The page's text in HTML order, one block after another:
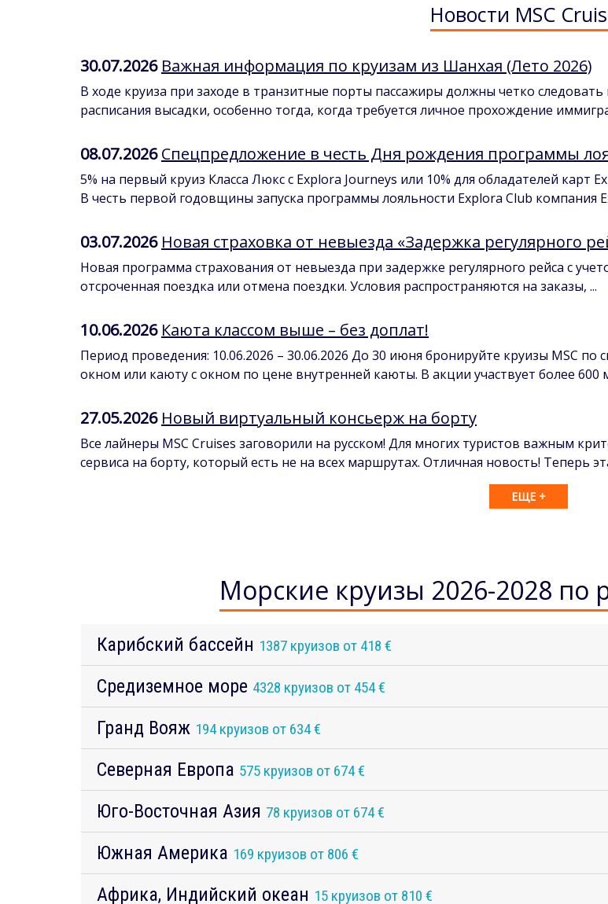
Новости MSC
30.07.2026 Важная информация по круизам из Шанхая (Лето 2026)
В ходе круиза при заходе в транзитные порты пассажиры должны четко
расписания высадки, особенно тогда, когда требуется личное прохождение
08.07.2026 Спецпредложение в честь Дня рождения программы
5% на первый круиз Класса Люкс с Explora Journeys или 10% для обладателей карт
В честь первой годовщины запуска программы лояльности Explora Club компания
03.07.2026 Новая страховка от невыезда «Задержка регулярного
Новая программа страхования от невыезда при задержке регулярного рейса с
отсроченная поездка или отмена поездки. Условия распространяются на заказы, ...
10.06.2026 Каюта классом выше – без доплат!
Период проведения: 10.06.2026 – 30.06.2026 До 30 июня бронируйте круизы MSC
окном или каюту с окном по цене внутренней каюты. В акции участвует более 600
27.05.2026 Новый виртуальный консьерж на борту
Все лайнеры MSC Cruises заговорили на русском! Для многих туристов важным
сервиса на борту, который есть не на всех маршрутах. Отличная новость! Теперь
ЕЩЕ +
Морские круизы 2026-2028 по
Карибский бассейн 1387 круизов от 418 €
Средиземное море 4328 круизов от 454 €
Гранд Вояж 194 круизов от 634 €
Северная Европа 575 круизов от 674 €
Юго-Восточная Азия 78 круизов от 674 €
Южная Америка 169 круизов от 806 €
Африка, Индийский океан 15 круизов от 810 €